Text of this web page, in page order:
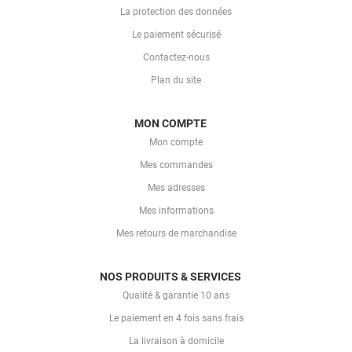
La protection des données
Le paiement sécurisé
Contactez-nous
Plan du site
MON COMPTE
Mon compte
Mes commandes
Mes adresses
Mes informations
Mes retours de marchandise
NOS PRODUITS & SERVICES
Qualité & garantie 10 ans
Le paiement en 4 fois sans frais
La livraison à domicile